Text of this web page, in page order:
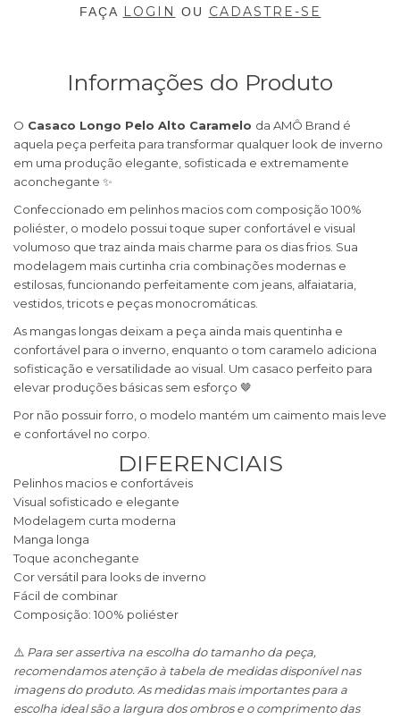
FAÇA LOGIN OU CADASTRE-SE
Informações do Produto
O Casaco Longo Pelo Alto Caramelo da AMÔ Brand é
aquela peça perfeita para transformar qualquer look de inverno
em uma produção elegante, sofisticada e extremamente
aconchegante ✨
Confeccionado em pelinhos macios com composição 100%
poliéster, o modelo possui toque super confortável e visual
volumoso que traz ainda mais charme para os dias frios. Sua
modelagem mais curtinha cria combinações modernas e
estilosas, funcionando perfeitamente com jeans, alfaiataria,
vestidos, tricots e peças monocromáticas.
As mangas longas deixam a peça ainda mais quentinha e
confortável para o inverno, enquanto o tom caramelo adiciona
sofisticação e versatilidade ao visual. Um casaco perfeito para
elevar produções básicas sem esforço 🤎
Por não possuir forro, o modelo mantém um caimento mais leve
e confortável no corpo.
DIFERENCIAIS
Pelinhos macios e confortáveis
Visual sofisticado e elegante
Modelagem curta moderna
Manga longa
Toque aconchegante
Cor versátil para looks de inverno
Fácil de combinar
Composição: 100% poliéster
⚠️ Para ser assertiva na escolha do tamanho da peça,
recomendamos atenção à tabela de medidas disponível nas
imagens do produto. As medidas mais importantes para a
escolha ideal são a largura dos ombros e o comprimento das